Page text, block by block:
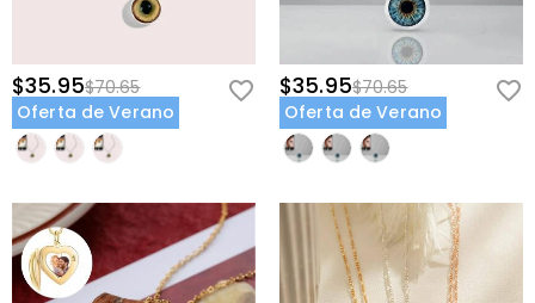
embargo, quítatelo al nadar o durante actividades intensas para
¿Cómo cuido mi collar personalizado?Límpialo suavemente con un
paño suave y seco. Evita productos químicos agresivos, humedad
excesiva y temperaturas extremas. Guárdalo en un lugar seco
cuando no lo uses.
quieres que sea tu foto. Los tamaños más grandes muestran mejor
los detalles finos, mientras que los tamaños más pequeños ofrecen
un aspecto delicado y discreto.
$35.95$70.65
Oferta de Verano
$35.95$70.65
Oferta de Verano